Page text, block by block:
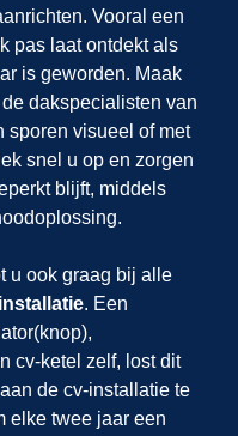
Vooral een
pas laat ontdekt als
is geworden. Maak
dakspecialisten van
sporen visueel of met
snel u op en zorgen
blijft, middels
u ook graag bij alle
. Een
cv-ketel zelf, lost dit
de cv-installatie te
elke twee jaar een